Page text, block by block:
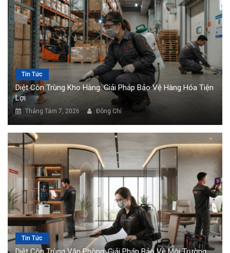
Tin Tức
Diệt Côn Trùng Kho Hàng: Giải Pháp Bảo Vệ Hàng Hóa Tiện
Lợi
Tháng Tám 7, 2026 Đông Chí
Tin Tức